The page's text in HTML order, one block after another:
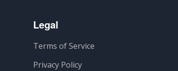
Legal
Terms of Service
Privacy Policy